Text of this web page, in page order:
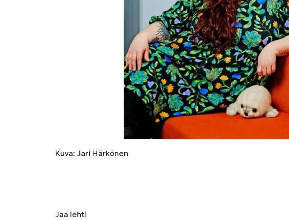
Kuva: Jari Härkönen
Jaa lehti